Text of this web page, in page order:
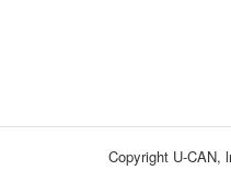
Copyright U-CAN,